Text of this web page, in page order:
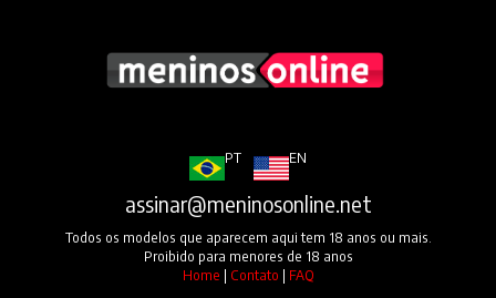
PT EN
assinar@meninosonline.net
Todos os modelos que aparecem aqui tem 18 anos ou mais.
Proibido para menores de 18 anos
Home | Contato | FAQ